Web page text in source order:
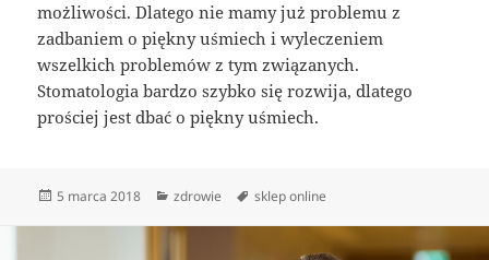
możliwości. Dlatego nie mamy już problemu z
zadbaniem o piękny uśmiech i wyleczeniem
wszelkich problemów z tym związanych.
Stomatologia bardzo szybko się rozwija, dlatego
prościej jest dbać o piękny uśmiech.
Data
5 marca 2018 Kategorie
zdrowie Tagi
sklep online